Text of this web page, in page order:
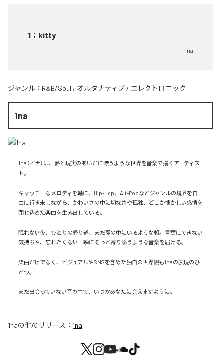
1 ： kitty
1na
ジャンル： R&B/Soul / オルタナティブ / エレクトロニック
1na
1na（イナ）は、夢と現実のあいだに漂うような世界を音楽で描くアーティス
ト。
キャッチーなメロディを軸に、Hip-Hop、Alt-Popなどジャンルの境界を自
由に行き来しながら、かわいさの中に切なさや孤独、どこか懐かしい感情を
閉じ込めた楽曲を生み出している。
眠れない夜、ひとりの帰り道、まだ夢の中にいるような朝。言葉にできない
気持ちや、忘れたくない一瞬にそっと寄り添うような音楽を届ける。
楽曲だけでなく、ビジュアルやSNSを含めた独自の世界観も1naの表現のひ
とつ。
まだ出会っていない音の中で、いつかあなたに会えますように。
1naの他のリリース： 1na